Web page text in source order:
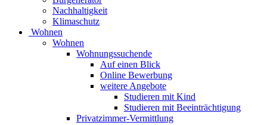
Nachhaltigkeit
Klimaschutz
Wohnen
Wohnen
Wohnungssuchende
Auf einen Blick
Online Bewerbung
weitere Angebote
Studieren mit Kind
Studieren mit Beeinträchtigung
Privatzimmer-Vermittlung